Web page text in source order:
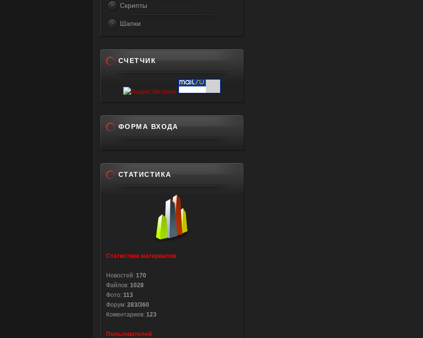
Скрипты
Шапки
СЧЕТЧИК
ФОРМА ВХОДА
СТАТИСТИКА
Статистика материалов
Новостей: 170
Файлов: 1028
Фото: 113
Форум: 283/360
Коментариев: 123
Пользователей